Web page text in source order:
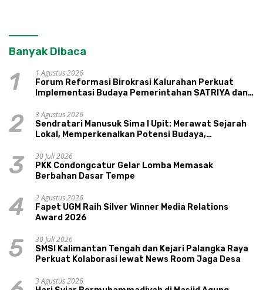
Banyak Dibaca
1
1 Agustus 2026
Forum Reformasi Birokrasi Kalurahan Perkuat
Implementasi Budaya Pemerintahan SATRIYA dan
2
3 Agustus 2026
Sendratari Manusuk Sima I Upit: Merawat Sejarah
Lokal, Memperkenalkan Potensi Budaya,
3
30 Juli 2026
PKK Condongcatur Gelar Lomba Memasak
Berbahan Dasar Tempe
4
2 Agustus 2026
Fapet UGM Raih Silver Winner Media Relations
Award 2026
5
30 Juli 2026
SMSI Kalimantan Tengah dan Kejari Palangka Raya
Perkuat Kolaborasi lewat News Room Jaga Desa
3 Agustus 2026